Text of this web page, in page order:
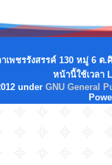
เพชรรังสรรค์ 130 หมู่ 6
หน้านี้ใช้เวลา
under GNU General